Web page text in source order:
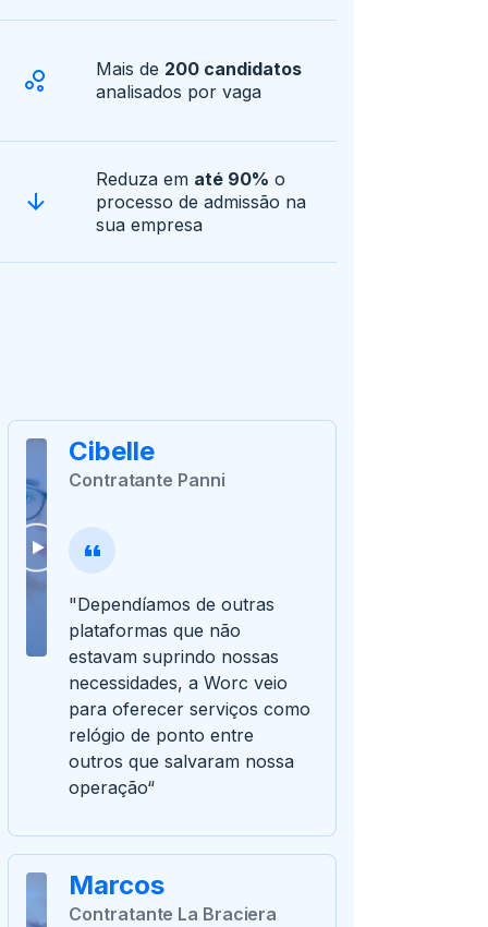
Mais de 200 candidatos
analisados por vaga
Reduza em até 90% o
processo de admissão na
sua empresa
Cibelle
Contratante Panni
"Dependíamos de outras
plataformas que não
estavam suprindo nossas
necessidades, a Worc veio
para oferecer serviços como
relógio de ponto entre
outros que salvaram nossa
operação“
Marcos
Contratante La Braciera